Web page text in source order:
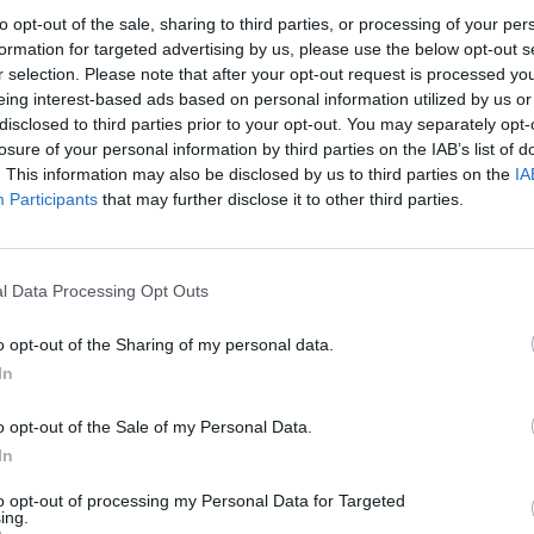
opt-out of the sale, sharing to third parties, or processing of your
for targeted advertising by us, please use the below opt-out
selection. Please note that after your opt-out request is processed
interest-based ads based on personal information utilized by us
to third parties prior to your opt-out. You may separately
of your personal information by third parties on the IAB’s list of
This information may also be disclosed by us to third parties on the
Participants that may further disclose it to other third parties.
Data Processing Opt Outs
opt-out of the Sharing of my personal data.
opt-out of the Sale of my Personal Data.
opt-out of processing my Personal Data for Targeted
Vorführungen freuen, die ihnen ein
Kinder in die verschiedenen Aktivitäten
kreativ zu werden und Neues zu lernen.
und staunen, was die Altstadt alles zu
über Märchenerzähler, die in fantasievolle
- hier kommt jeder auf seine Kosten.
der Festbesuch für die ganze Familie ein
mit Kindertag ist ein perfekter Anlass, um
feiern und unvergessliche Momente mit der